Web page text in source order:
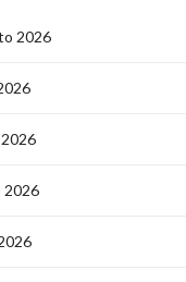
2026
2026